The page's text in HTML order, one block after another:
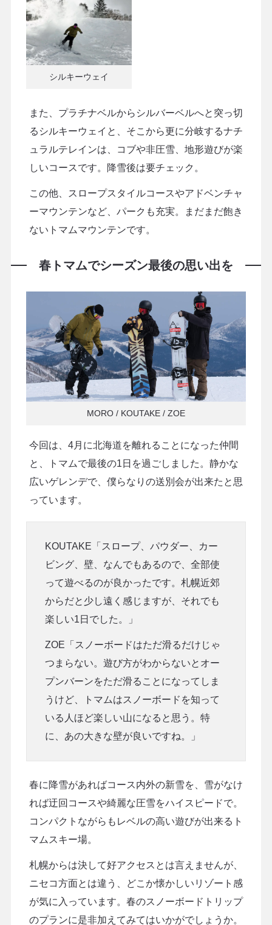
シルキーウェイ
また、プラチナベルからシルバーベルへと突っ切
るシルキーウェイと、そこから更に分岐するナチ
ュラルテレインは、コブや非圧雪、地形遊びが楽
しいコースです。降雪後は要チェック。
この他、スロープスタイルコースやアドベンチャ
ーマウンテンなど、パークも充実。まだまだ飽き
ないトマムマウンテンです。
春トマムでシーズン最後の思い出を
MORO / KOUTAKE / ZOE
今回は、4月に北海道を離れることになった仲間
と、トマムで最後の1日を過ごしました。静かな
広いゲレンデで、僕らなりの送別会が出来たと思
っています。
KOUTAKE「スロープ、パウダー、カー
ビング、壁、なんでもあるので、全部使
って遊べるのが良かったです。札幌近郊
からだと少し遠く感じますが、それでも
楽しい1日でした。」
ZOE「スノーボードはただ滑るだけじゃ
つまらない。遊び方がわからないとオー
プンバーンをただ滑ることになってしま
うけど、トマムはスノーボードを知って
いる人ほど楽しい山になると思う。特
に、あの大きな壁が良いですね。」
春に降雪があればコース内外の新雪を、雪がなけ
れば迂回コースや綺麗な圧雪をハイスピードで。
コンパクトながらもレベルの高い遊びが出来るト
マムスキー場。
札幌からは決して好アクセスとは言えませんが、
ニセコ方面とは違う、どこか懐かしいリゾート感
が気に入っています。春のスノーボードトリップ
のプランに是非加えてみてはいかがでしょうか。